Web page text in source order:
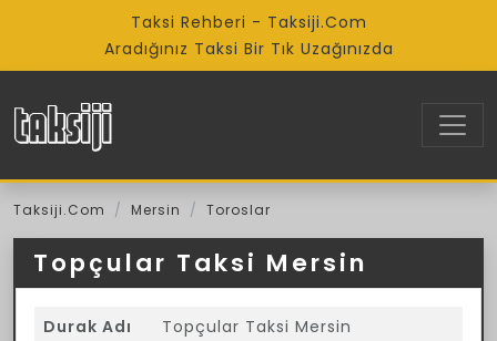
Taksi Rehberi - Taksiji.Com
Aradığınız Taksi Bir Tık Uzağınızda
Taksiji.Com Mersin Toroslar
Topçular Taksi Mersin
Durak Adı
Topçular Taksi Mersin